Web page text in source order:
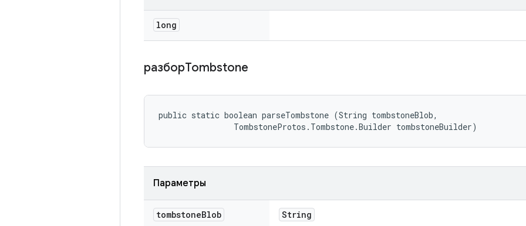
long
разборTombstone
public static boolean parseTombstone (String tombstoneBlob,
                TombstoneProtos.Tombstone.Builder tombstoneBuilder)
Параметры
tombstoneBlob String